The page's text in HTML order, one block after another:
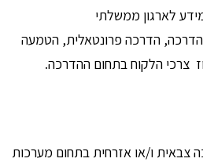
לארגון ממשלתי
הדרכה, הדרכה פרונטאלית, הטמעה
צרכי הלקוח בתחום ההדרכה.
צבאית ו/או אזרחית בתחום מערכות